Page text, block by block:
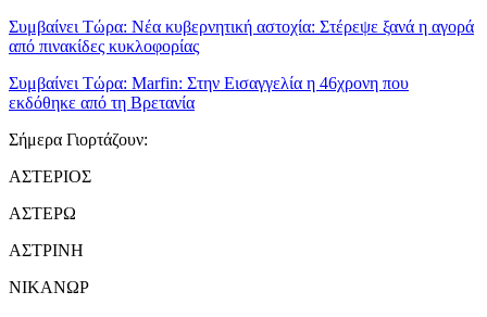
Συμβαίνει Τώρα: Νέα κυβερνητική αστοχία: Στέρεψε ξανά η αγορά
από πινακίδες κυκλοφορίας
Συμβαίνει Τώρα: Marfin: Στην Εισαγγελία η 46χρονη που
εκδόθηκε από τη Βρετανία
Σήμερα Γιορτάζουν:
ΑΣΤΕΡΙΟΣ
ΑΣΤΕΡΩ
ΑΣΤΡΙΝΗ
ΝΙΚΑΝΩΡ